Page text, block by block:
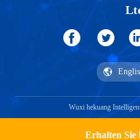
Erhalten Sie
Wuxi hekuang